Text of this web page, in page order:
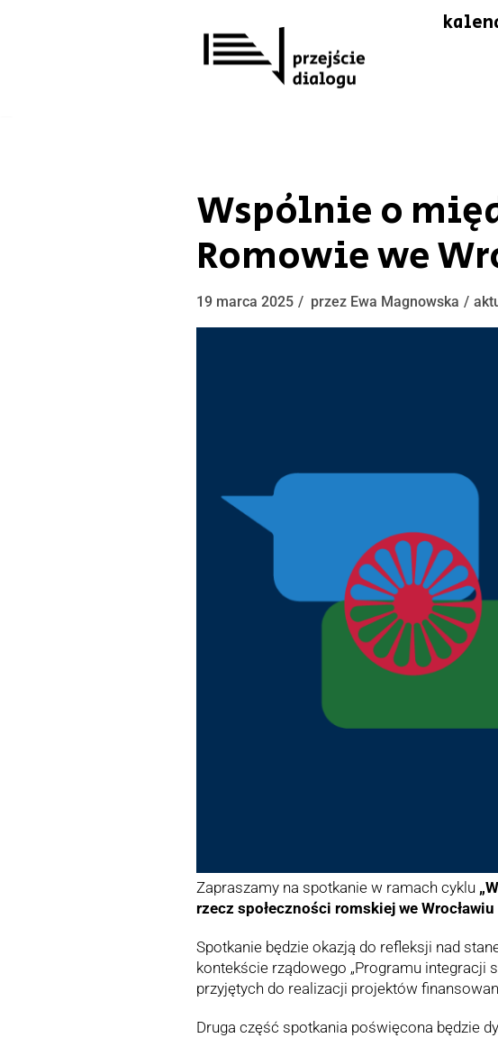
Wspólnie o
Romowie we
19 marca 2025 przez Ewa Magnowska
Zapraszamy na spotkanie w ramach cyklu
rzecz społeczności romskiej we Wrocławiu
Spotkanie będzie okazją do refleksji nad
kontekście rządowego „Programu integracji
przyjętych do realizacji projektów
Druga część spotkania poświęcona będzie